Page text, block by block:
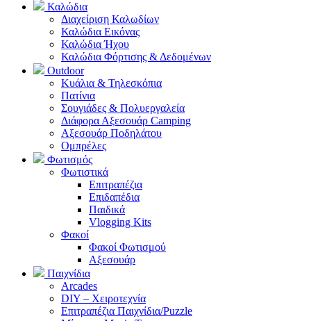
Καλώδια
Διαχείριση Καλωδίων
Καλώδια Εικόνας
Καλώδια Ήχου
Καλώδια Φόρτισης & Δεδομένων
Outdoor
Κυάλια & Τηλεσκόπια
Πατίνια
Σουγιάδες & Πολυεργαλεία
Διάφορα Αξεσουάρ Camping
Αξεσουάρ Ποδηλάτου
Ομπρέλες
Φωτισμός
Φωτιστικά
Επιτραπέζια
Επιδαπέδια
Παιδικά
Vlogging Kits
Φακοί
Φακοί Φωτισμού
Αξεσουάρ
Παιχνίδια
Arcades
DIY – Χειροτεχνία
Επιτραπέζια Παιχνίδια/Puzzle